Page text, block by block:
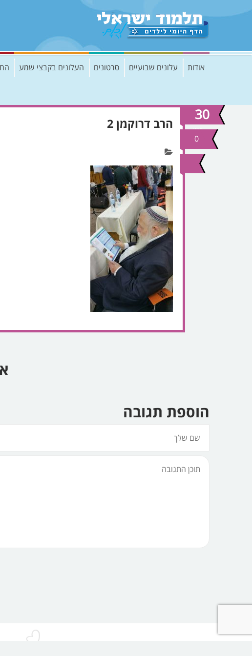
אודות עלונים שבועיים סרטונים העלונים בקבצי שמע
30
מרץ
2017
0
הרב דרוקמן 2
הוספת תגובה